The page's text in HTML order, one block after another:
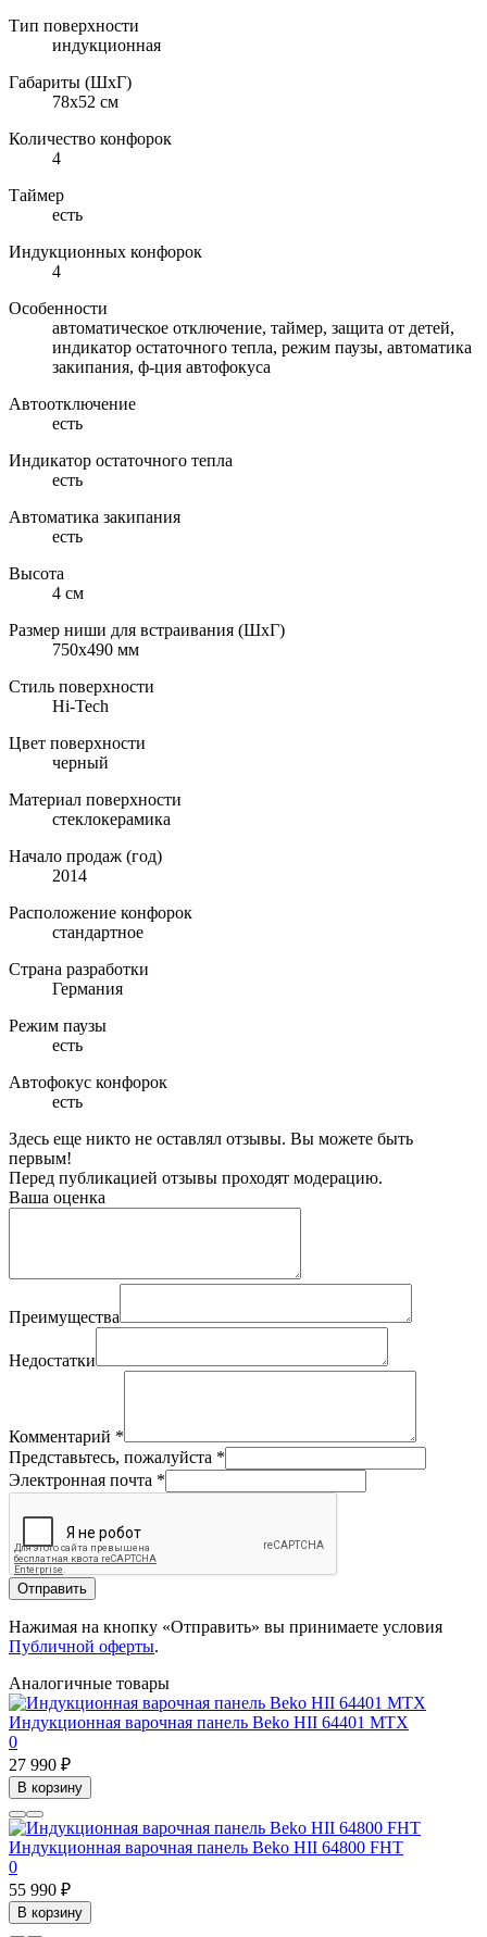
Тип поверхности
индукционная
Габариты (ШхГ)
78х52 см
Количество конфорок
4
Таймер
есть
Индукционных конфорок
4
Особенности
автоматическое отключение, таймер, защита от детей,
индикатор остаточного тепла, режим паузы, автоматика
закипания, ф-ция автофокуса
Автоотключение
есть
Индикатор остаточного тепла
есть
Автоматика закипания
есть
Высота
4 см
Размер ниши для встраивания (ШхГ)
750х490 мм
Стиль поверхности
Hi-Tech
Цвет поверхности
черный
Материал поверхности
стеклокерамика
Начало продаж (год)
2014
Расположение конфорок
стандартное
Страна разработки
Германия
Режим паузы
есть
Автофокус конфорок
есть
Здесь еще никто не оставлял отзывы. Вы можете быть
первым!
Перед публикацией отзывы проходят модерацию.
Ваша оценка
Преимущества
Недостатки
Комментарий *
Представьтесь, пожалуйста *
Электронная почта *
Отправить
Нажимая на кнопку «Отправить» вы принимаете условия
Публичной оферты.
Аналогичные товары
Индукционная варочная панель Beko HII 64401 MTX
0
27 990 ₽
В корзину
Индукционная варочная панель Beko HII 64800 FHT
0
55 990 ₽
В корзину